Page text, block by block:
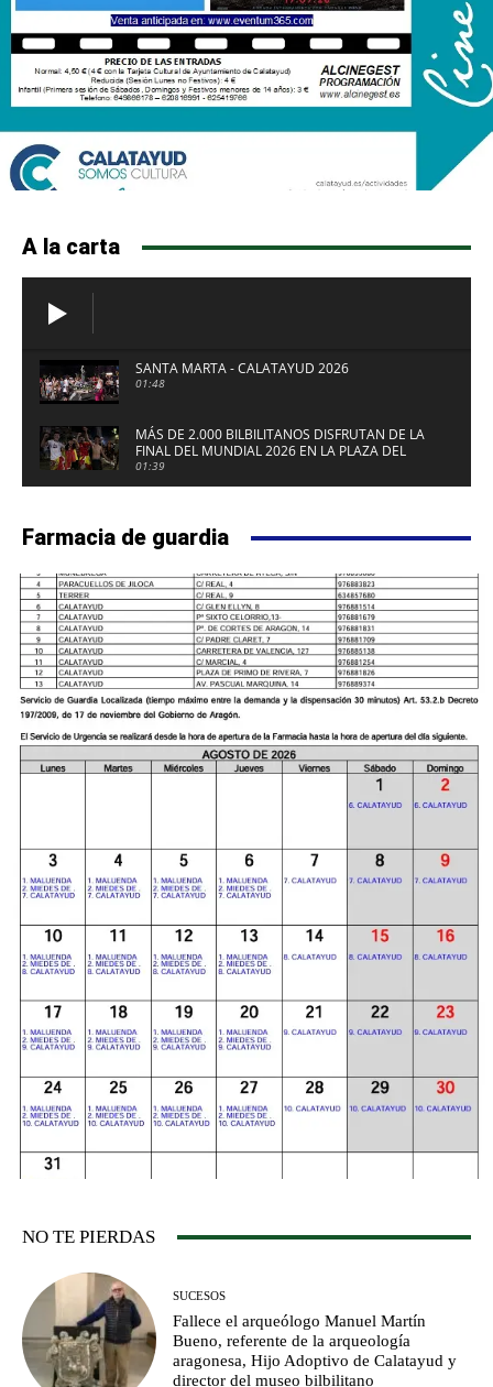
A la carta
SANTA MARTA - CALATAYUD 2026
01:48
MÁS DE 2.000 BILBILITANOS DISFRUTAN DE LA
FINAL DEL MUNDIAL 2026 EN LA PLAZA DEL
FUERTE DE CALATAYUD
01:39
Farmacia de guardia
NO TE PIERDAS
SUCESOS
Fallece el arqueólogo Manuel Martín
Bueno, referente de la arqueología
aragonesa, Hijo Adoptivo de Calatayud y
director del museo bilbilitano